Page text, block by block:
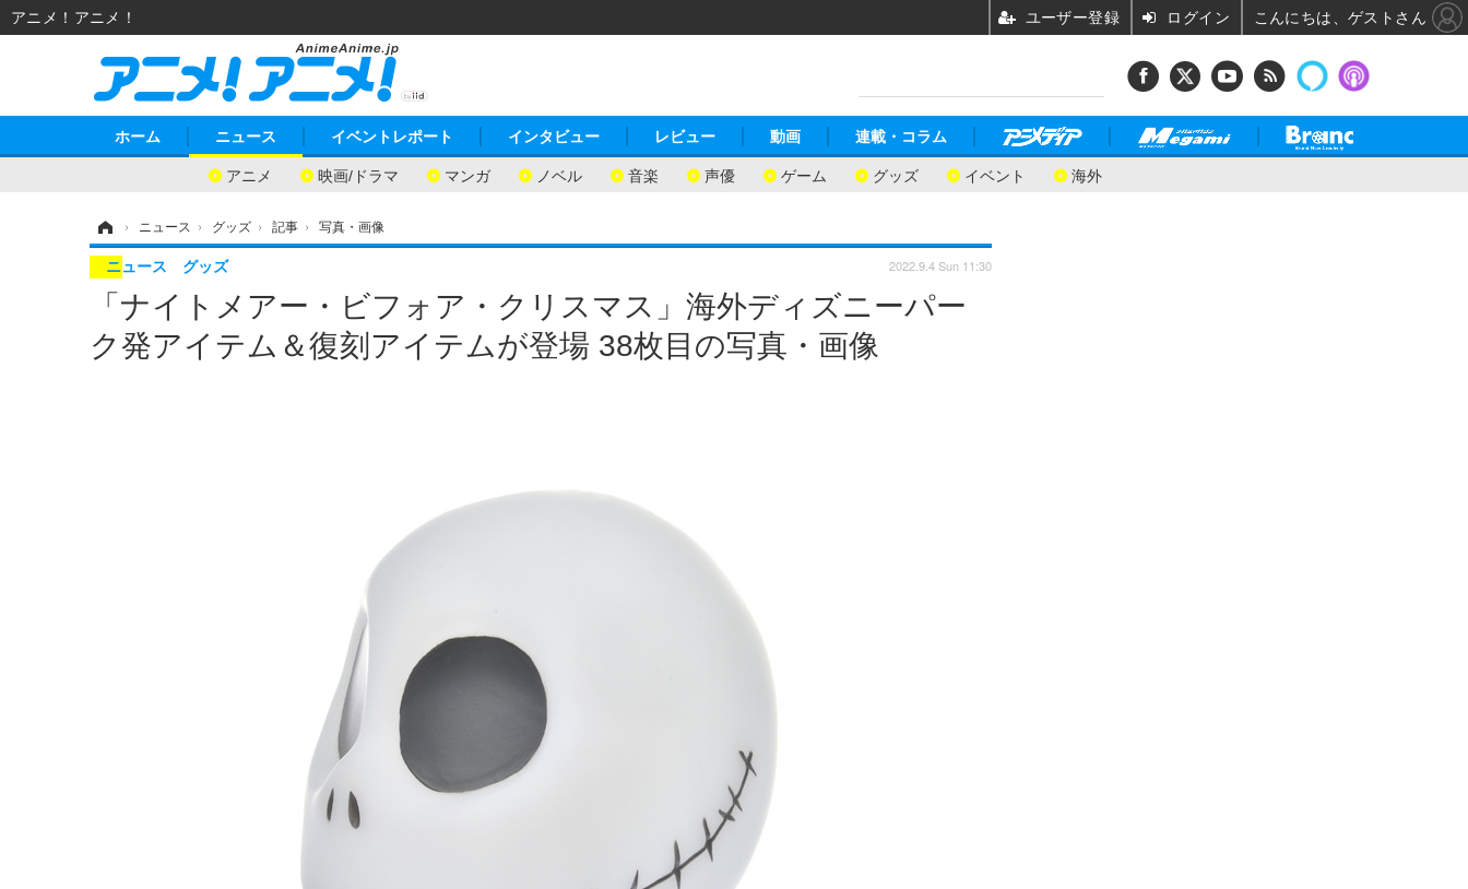
ホーム ニュース
アニメ 映画/ドラマ マンガ ノベル 音楽 声優 ゲーム グッズ イベント 海外
イベントレポート インタビュー レビュー 動画 連載・コラム
› ニュース › グッズ › 記事 › 写真・画像
「ナイトメアー・ビフォア・クリスマス」海外ディズニーパー
ク発アイテム＆復刻アイテムが登場 38枚目の写真・画像
ニュース グッズ 2022.9.4 Sun 11:30
アニメ！アニメ！ ユーザー登録 ログイン こんにちは、ゲストさん